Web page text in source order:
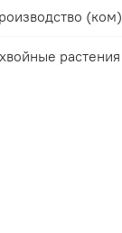
(ком)
растения